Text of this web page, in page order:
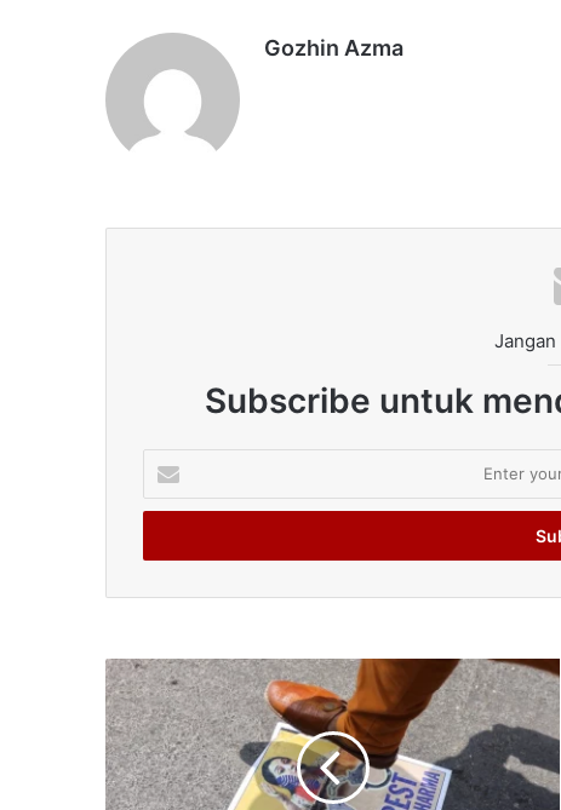
Gozhin Azma
Jangan
Subscribe untuk
your
Email